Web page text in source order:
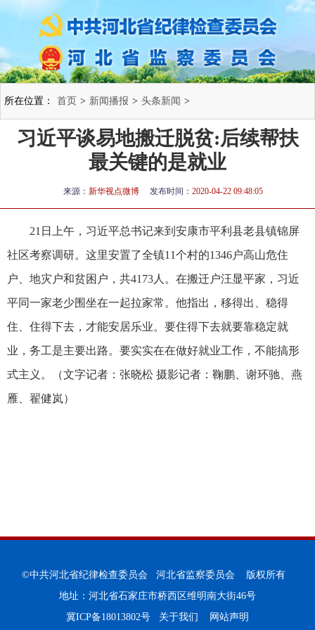
所在位置： 首页 > 新闻播报 > 头条新闻 >
习近平谈易地搬迁脱贫:后续帮扶
最关键的是就业
来源： 新华视点微博 发布时间： 2020-04-22 09:48:05
21日上午，习近平总书记来到安康市平利县老县镇锦屏
社区考察调研。这里安置了全镇11个村的1346户高山危住
户、地灾户和贫困户，共4173人。在搬迁户汪显平家，习近
平同一家老少围坐在一起拉家常。他指出，移得出、稳得
住、住得下去，才能安居乐业。要住得下去就要靠稳定就
业，务工是主要出路。要实实在在做好就业工作，不能搞形
式主义。（文字记者：张晓松 摄影记者：鞠鹏、谢环驰、燕
雁、翟健岚）
©中共河北省纪律检查委员会 河北省监察委员会 版权所有
地址：河北省石家庄市桥西区维明南大街46号
冀ICP备18013802号
关于我们 网站声明